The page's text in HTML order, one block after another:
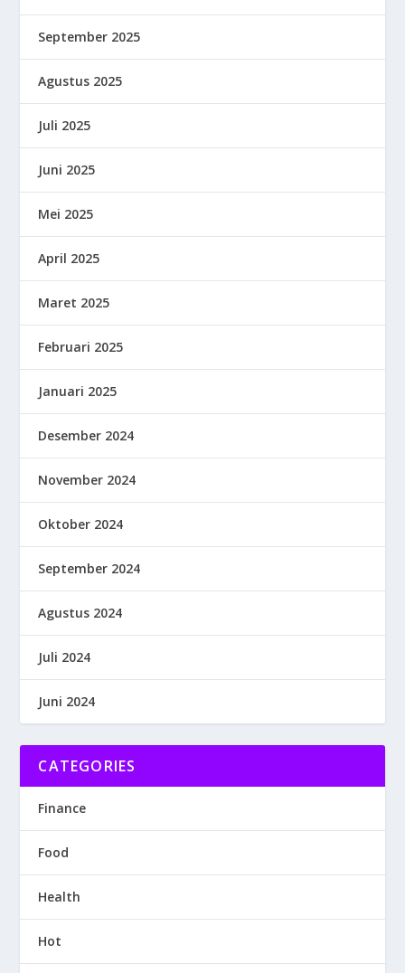
September 2025
Agustus 2025
Juli 2025
Juni 2025
Mei 2025
April 2025
Maret 2025
Februari 2025
Januari 2025
Desember 2024
November 2024
Oktober 2024
September 2024
Agustus 2024
Juli 2024
Juni 2024
CATEGORIES
Finance
Food
Health
Hot